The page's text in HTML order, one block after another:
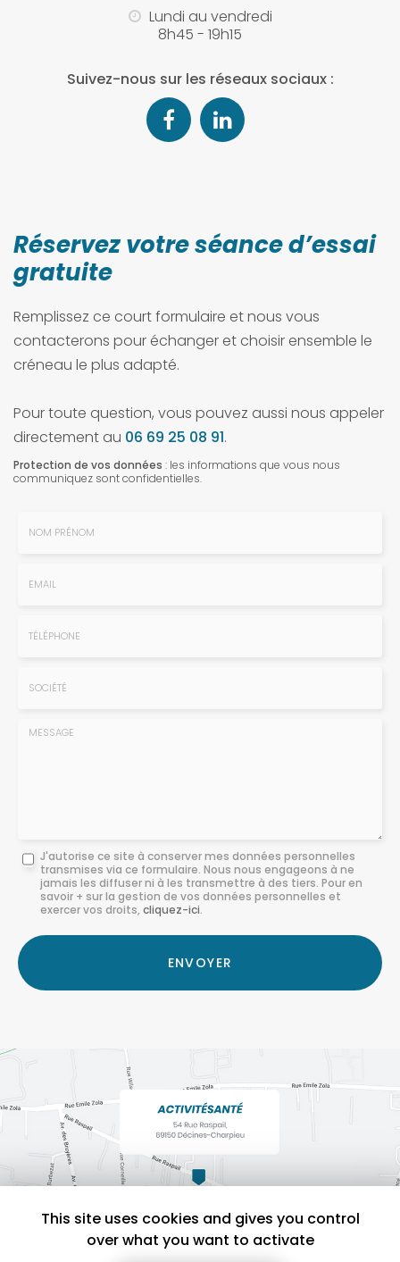
Lundi au vendredi
8h45 - 19h15
Suivez-nous sur les réseaux sociaux :
Réservez votre séance d’essai
gratuite
Remplissez ce court formulaire et nous vous
contacterons pour échanger et choisir ensemble le
créneau le plus adapté.
Pour toute question, vous pouvez aussi nous appeler
directement au 06 69 25 08 91.
Protection de vos données : les informations que vous nous
communiquez sont confidentielles.
Message
J'autorise ce site à conserver mes données personnelles
transmises via ce formulaire. Nous nous engageons à ne
jamais les diffuser ni à les transmettre à des tiers. Pour en
savoir + sur la gestion de vos données personnelles et
exercer vos droits, cliquez-ici.
Acceptation
RGPD
*
ENVOYER
This site uses cookies and gives you control
over what you want to activate